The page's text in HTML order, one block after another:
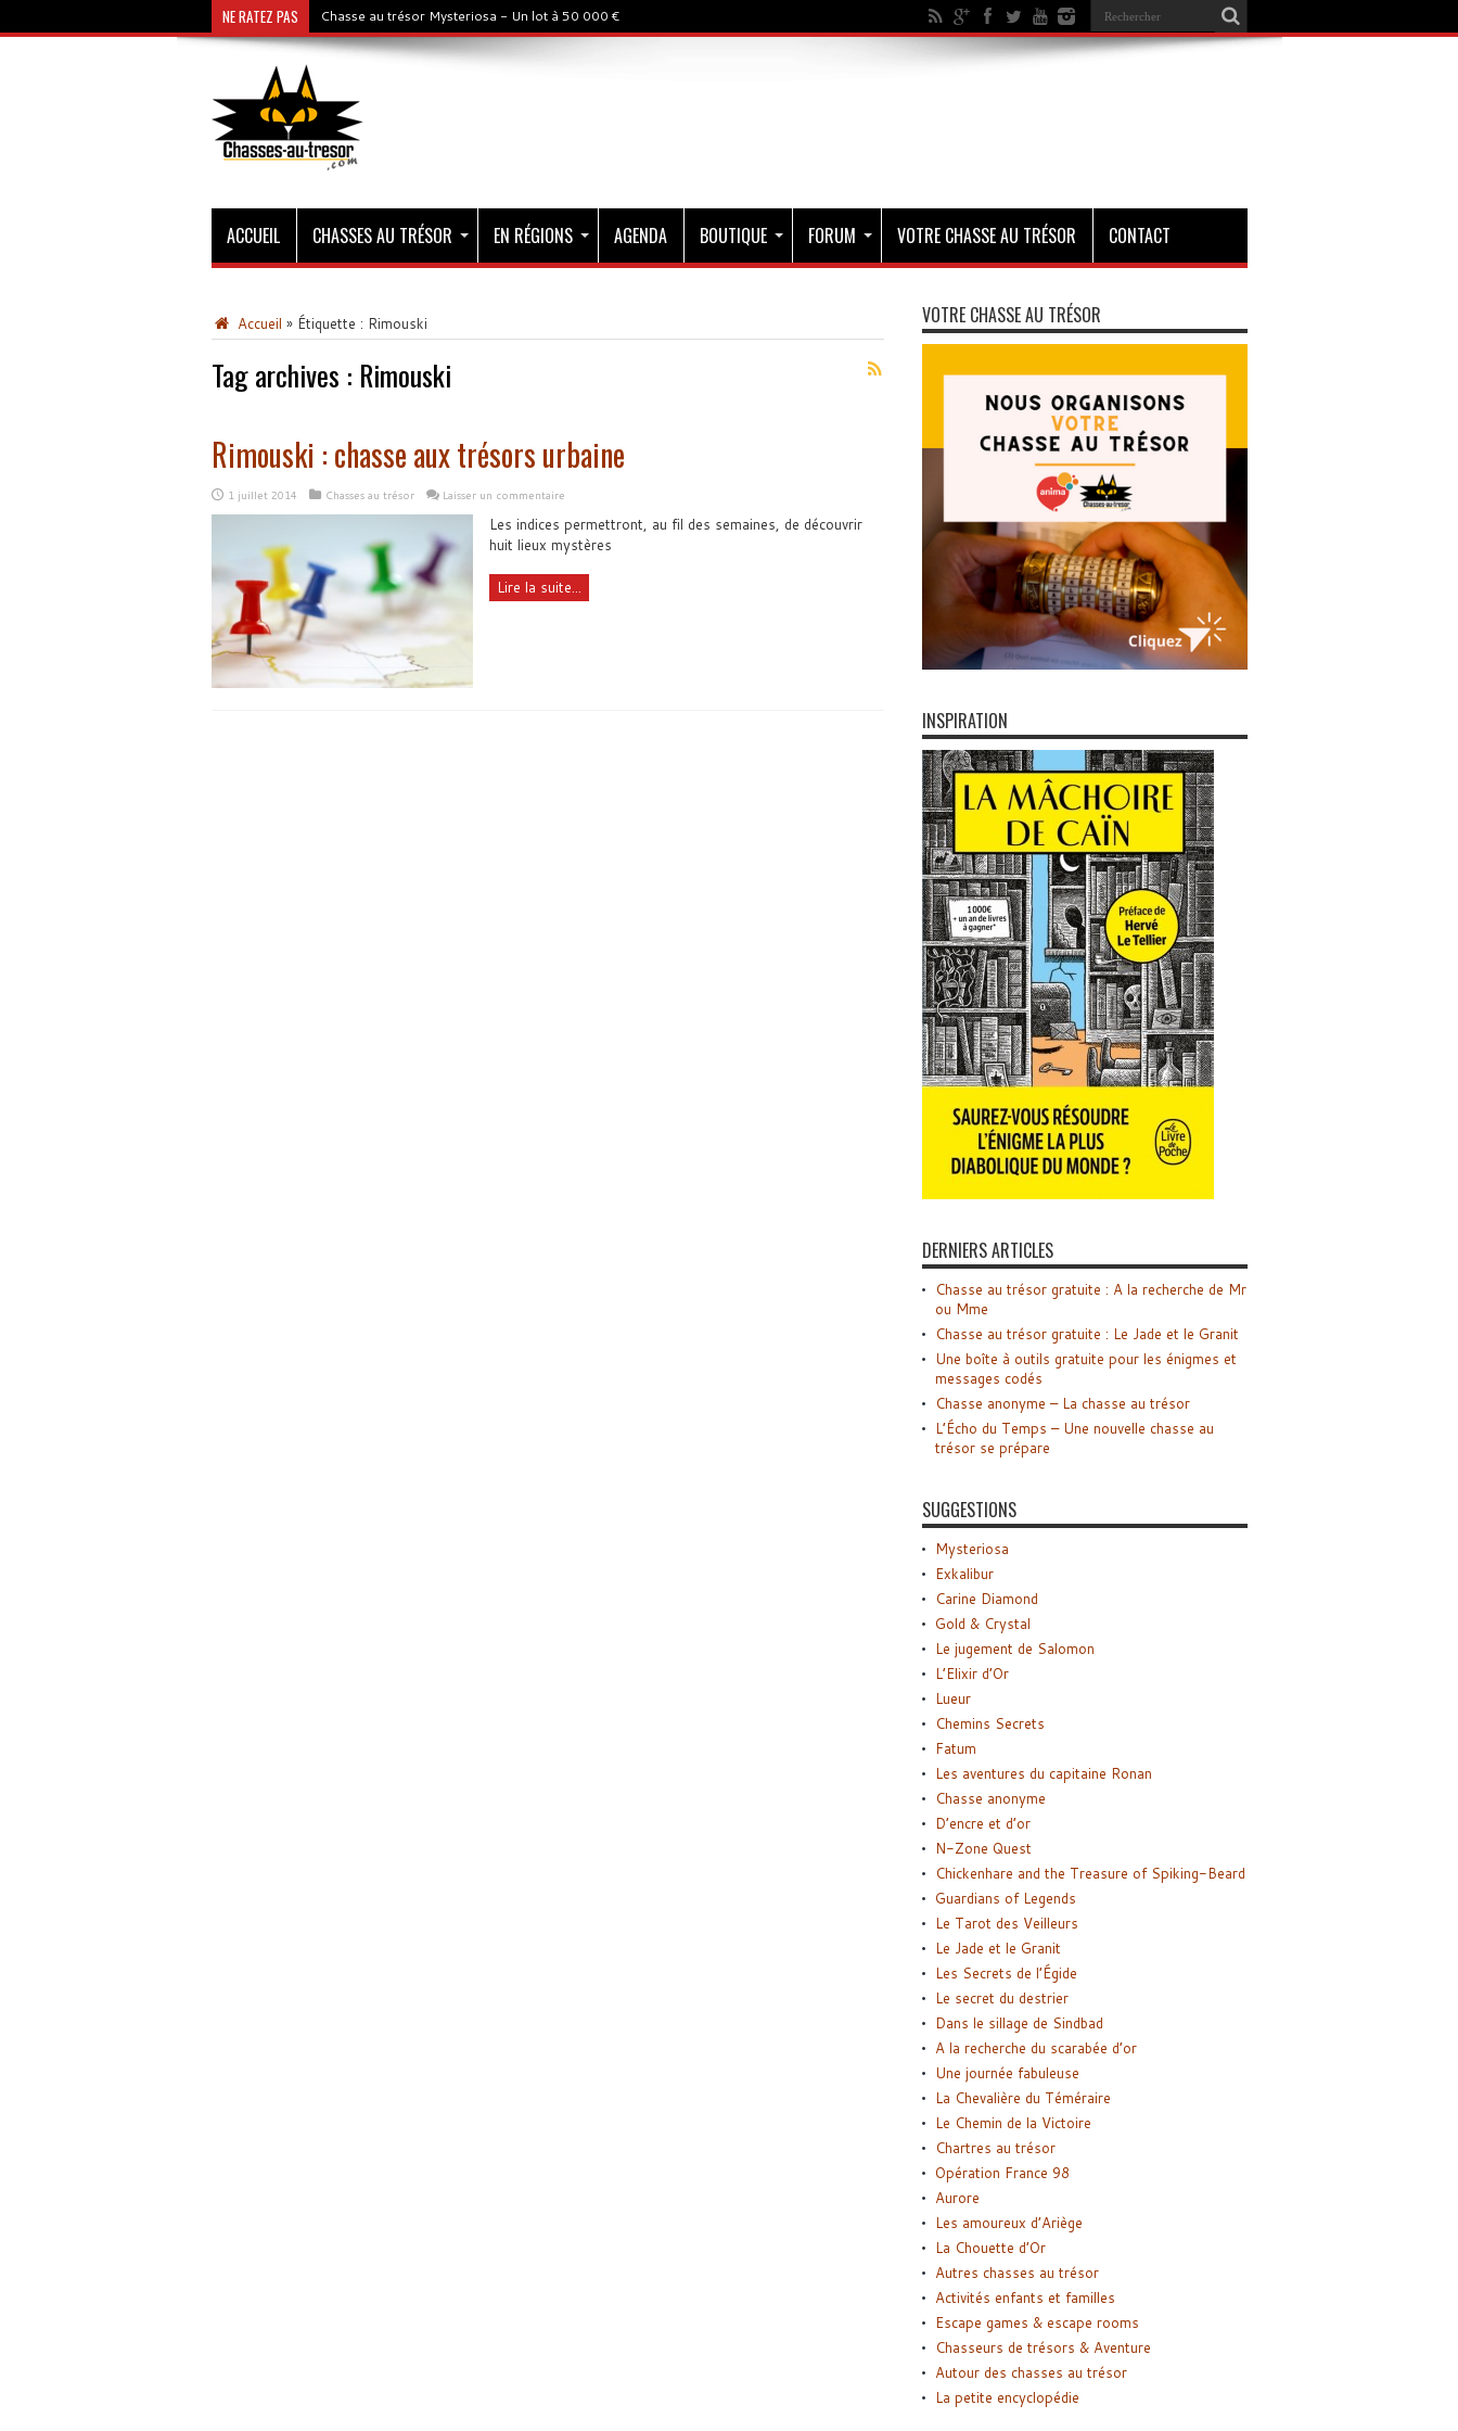
NE RATEZ PAS Chasse au trésor Mysteriosa - Un lot à 50 000 €
ACCUEIL CHASSES AU TRÉSOR EN RÉGIONS AGENDA BOUTIQUE FORUM VOTRE CHASSE AU TRÉSOR CONTACT
Accueil » Étiquette : Rimouski
Tag archives : Rimouski
Rimouski : chasse aux trésors urbaine
1 juillet 2014 Chasses au trésor Laisser un commentaire
Les indices permettront, au fil des semaines, de découvrir
huit lieux mystères
Lire la suite...
VOTRE CHASSE AU TRÉSOR
INSPIRATION
DERNIERS ARTICLES
Chasse au trésor gratuite : A la recherche de Mr
ou Mme
Chasse au trésor gratuite : Le Jade et le Granit
Une boîte à outils gratuite pour les énigmes et
messages codés
Chasse anonyme – La chasse au trésor
L’Écho du Temps – Une nouvelle chasse au
trésor se prépare
SUGGESTIONS
Mysteriosa
Exkalibur
Carine Diamond
Gold & Crystal
Le jugement de Salomon
L’Elixir d’Or
Lueur
Chemins Secrets
Fatum
Les aventures du capitaine Ronan
Chasse anonyme
D’encre et d’or
N-Zone Quest
Chickenhare and the Treasure of Spiking-Beard
Guardians of Legends
Le Tarot des Veilleurs
Le Jade et le Granit
Les Secrets de l’Égide
Le secret du destrier
Dans le sillage de Sindbad
A la recherche du scarabée d’or
Une journée fabuleuse
La Chevalière du Téméraire
Le Chemin de la Victoire
Chartres au trésor
Opération France 98
Aurore
Les amoureux d’Ariège
La Chouette d’Or
Autres chasses au trésor
Activités enfants et familles
Escape games & escape rooms
Chasseurs de trésors & Aventure
Autour des chasses au trésor
La petite encyclopédie